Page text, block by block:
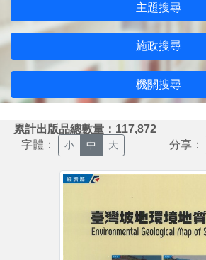
主題搜尋
施政搜尋
機關搜尋
累計出版品總數量：117,872
字體： 小 中 大 分享：